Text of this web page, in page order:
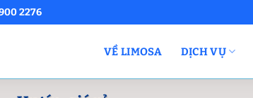
2276
VỀ LIMOSA DỊCH VỤ